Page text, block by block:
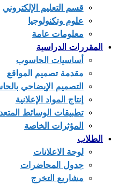
قسم التعليم الإلكتروني
علوم وتكنولوجيا
معلومات عامة
المقررات الدراسية
أساسيات الحاسوب
مقدمة تصميم المواقع
التصميم الإيضاحي
إنتاج المواد الإعلانية
تطبيقات الوسائط
المؤثرات الخاصة
الطلاب
لوحة الاعلانات
جدول المحاضرات
مشاريع التخرج